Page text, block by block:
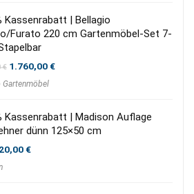
Kassenrabatt | Bellagio
Furato 220 cm Gartenmöbel-Set 7-
€ Ursprünglicher
war:
1.760,00€Aktueller
Gartenmöbel
Kassenrabatt | Madison Auflage
dünn 125×50 cm
Ursprünglicher
20,00€Aktueller